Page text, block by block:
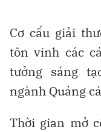
Cơ cấu giải
tôn vinh các
tưởng sáng
ngành Quảng
Thời gian mở